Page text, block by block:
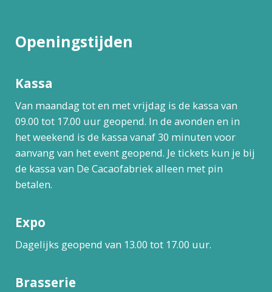
Openingstijden
Kassa
Van maandag tot en met vrijdag is de kassa van
09.00 tot 17.00 uur geopend. In de avonden en in
het weekend is de kassa vanaf 30 minuten voor
aanvang van het event geopend. Je tickets kun je bij
de kassa van De Cacaofabriek alleen met pin
betalen.
Expo
Dagelijks geopend van 13.00 tot 17.00 uur.
Brasserie